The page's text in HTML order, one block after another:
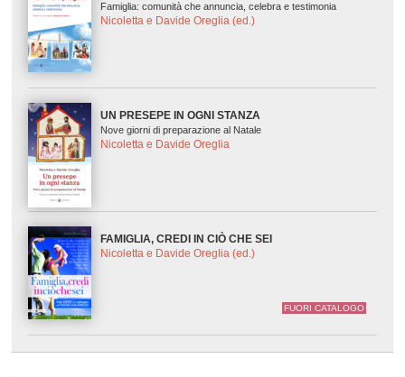
Famiglia: comunità che annuncia, celebra e testimonia
Nicoletta e Davide Oreglia (ed.)
UN PRESEPE IN OGNI STANZA
Nove giorni di preparazione al Natale
Nicoletta e Davide Oreglia
FAMIGLIA, CREDI IN CIÒ CHE SEI
Nicoletta e Davide Oreglia (ed.)
FUORI CATALOGO